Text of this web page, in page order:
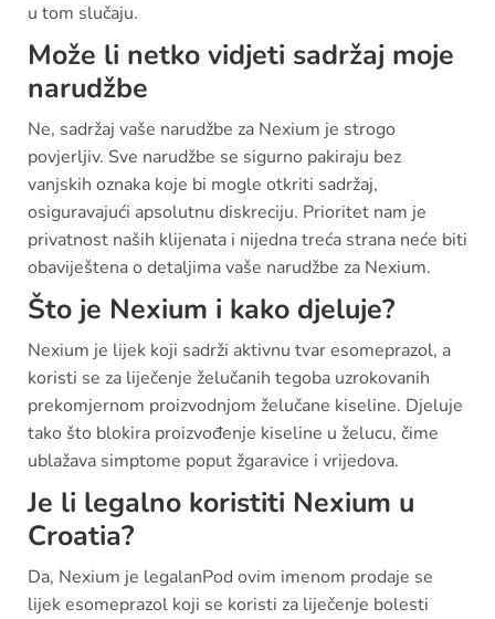
u tom slučaju.
Može li netko vidjeti sadržaj moje
narudžbe
Ne, sadržaj vaše narudžbe za Nexium je strogo
povjerljiv. Sve narudžbe se sigurno pakiraju bez
vanjskih oznaka koje bi mogle otkriti sadržaj,
osiguravajući apsolutnu diskreciju. Prioritet nam je
privatnost naših klijenata i nijedna treća strana neće biti
obaviještena o detaljima vaše narudžbe za Nexium.
Što je Nexium i kako djeluje?
Nexium je lijek koji sadrži aktivnu tvar esomeprazol, a
koristi se za liječenje želučanih tegoba uzrokovanih
prekomjernom proizvodnjom želučane kiseline. Djeluje
tako što blokira proizvođenje kiseline u želucu, čime
ublažava simptome poput žgaravice i vrijedova.
Je li legalno koristiti Nexium u
Croatia?
Da, Nexium je legalanPod ovim imenom prodaje se
lijek esomeprazol koji se koristi za liječenje bolesti